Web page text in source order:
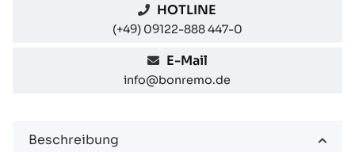
HOTLINE
(+49) 09122-888 447-0
E-Mail
info@bonremo.de
Beschreibung